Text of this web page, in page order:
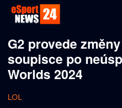
G2 provede
soupisce po
Worlds 2024
LOL